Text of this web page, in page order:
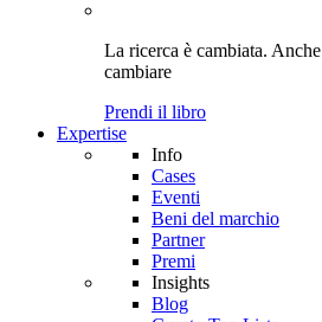
La ricerca è cambiata. Anche
cambiare
Prendi il libro
Expertise
Info
Cases
Eventi
Beni del marchio
Partner
Premi
Insights
Blog